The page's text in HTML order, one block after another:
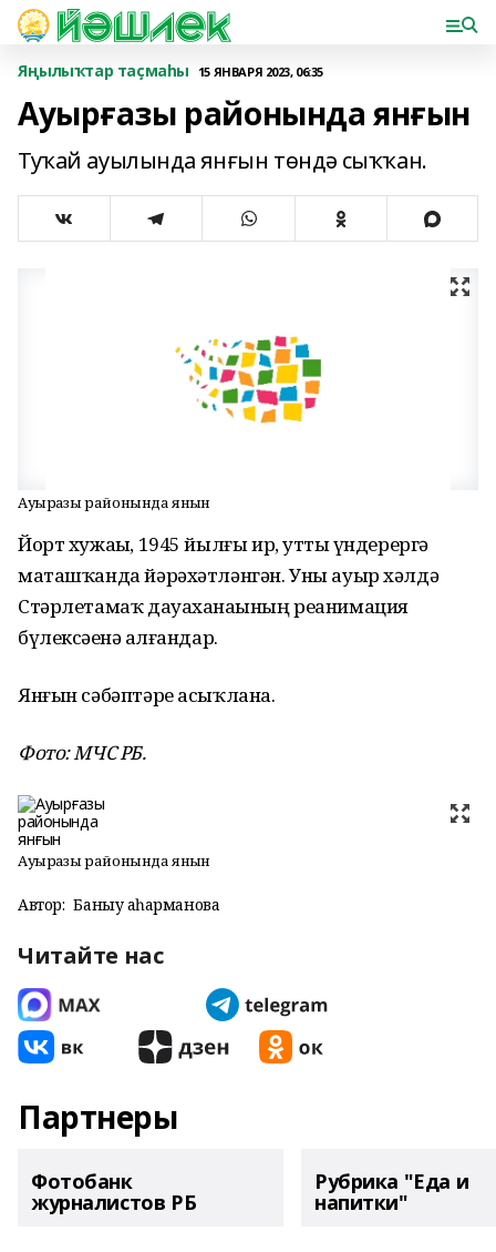
Яңылыҡтар таҫмаһы 15 ЯНВАРЯ 2023, 06:35
Ауырғазы районында янғын
Туҡай ауылында янғын төндә сыҡҡан.
Ауырғазы районында янғын
Йорт хужаһы, 1945 йылғы ир, утты һүндерергә
маташҡанда йәрәхәтләнгән. Уны ауыр хәлдә
Стәрлетамаҡ дауаханаһының реанимация
бүлексәһенә һалғандар.
Янғын сәбәптәре асыҡлана.
Фото: МЧС РБ.
Ауырғазы районында янғын
Автор: Баныу Ҡаһарманова
Читайте нас
Партнеры
Фотобанк
журналистов РБ
Рубрика "Еда и
напитки"